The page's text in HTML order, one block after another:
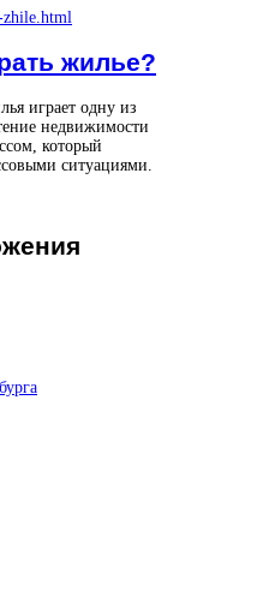
жилье?
играет одну из
недвижимости
который
ситуациями.